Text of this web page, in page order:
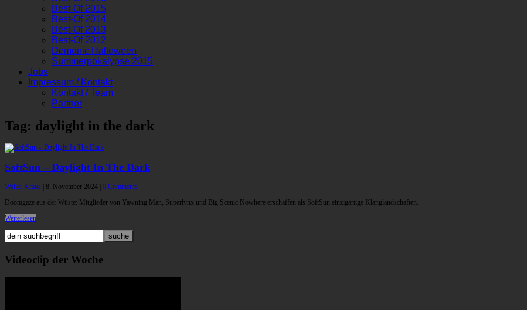
Best-Of 2015
Best-Of 2014
Best-Of 2013
Best-Of 2012
Demonic Halloween
Summerpokalypse 2015
Jobs
Impressum / Kontakt
Kontakt / Team
Partner
Tag: daylight in the dark
SoftSun – Daylight In The Dark
Walter Kraus 8. November 2024 0 Comments
Doomgaze aus der Wüste: Mitglieder von Yawning Man, Superlynx und Big Scenic Nowhere erschaffen als SoftSun einzigartige Klanglandschaften.
Weiterlesen
Videoclip der Woche